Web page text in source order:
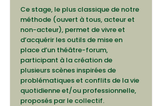
Ce stage, le plus classique de notre
méthode (ouvert à tous, acteur et
non-acteur), permet de vivre et
d’acquérir les outils de mise en
place d’un théâtre-forum,
participant à la création de
plusieurs scènes inspirées de
problématiques et conflits de la vie
quotidienne et/ou professionnelle,
proposés par le collectif.